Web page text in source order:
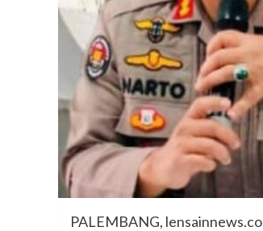
PALEMBANG,